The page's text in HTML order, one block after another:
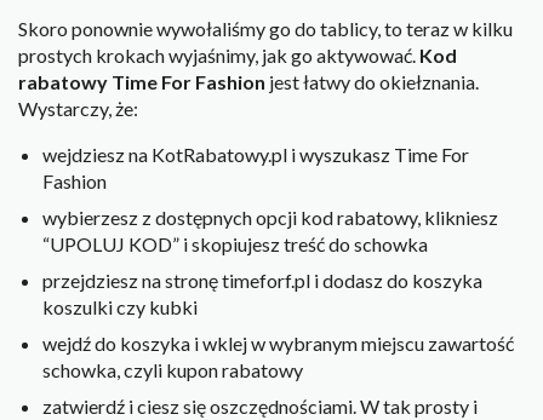
Skoro ponownie wywołaliśmy go do tablicy, to teraz w kilku
prostych krokach wyjaśnimy, jak go aktywować. Kod
rabatowy Time For Fashion jest łatwy do okiełznania.
Wystarczy, że:
wejdziesz na KotRabatowy.pl i wyszukasz Time For
Fashion
wybierzesz z dostępnych opcji kod rabatowy, klikniesz
“UPOLUJ KOD” i skopiujesz treść do schowka
przejdziesz na stronę timeforf.pl i dodasz do koszyka
koszulki czy kubki
wejdź do koszyka i wklej w wybranym miejscu zawartość
schowka, czyli kupon rabatowy
zatwierdź i ciesz się oszczędnościami. W tak prosty i